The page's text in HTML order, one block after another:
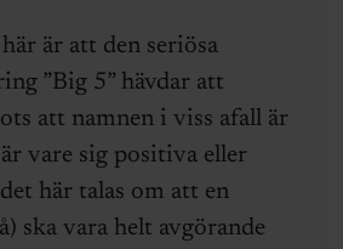
är att den seriösa
”Big 5” hävdar att
att namnen i viss afall är
vare sig positiva eller
här talas om att en
ska vara helt avgörande